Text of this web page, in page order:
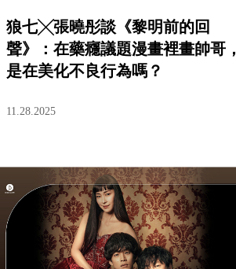
狼七╳張曉彤談《黎明前的回
聲》：在藥癮議題漫畫裡畫帥哥，
是在美化不良行為嗎？
11.28.2025